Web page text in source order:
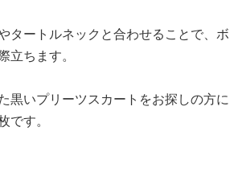
タートルネックと合わせることで、ボ
立ちます。
黒いプリーツスカートをお探しの方に
です。